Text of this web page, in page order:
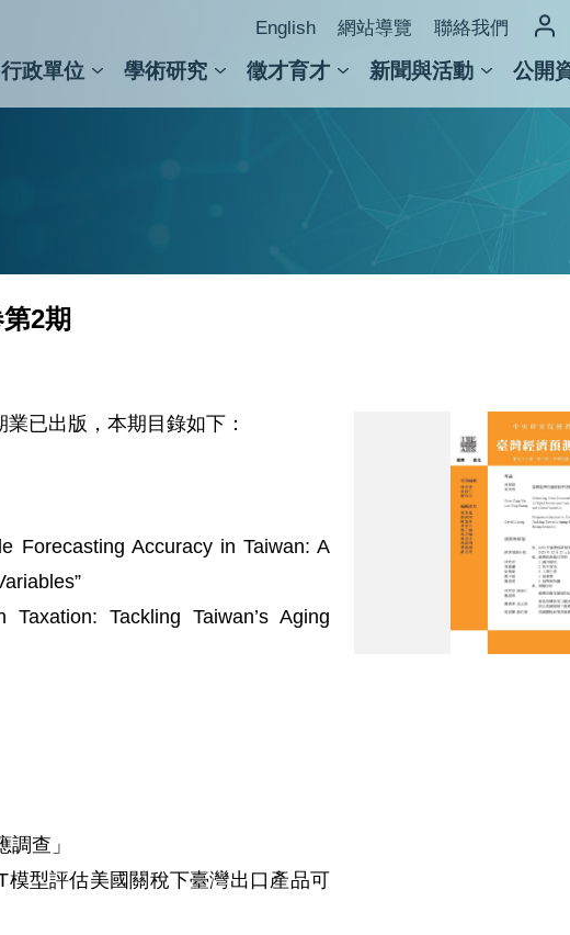
English 網站導覽 聯絡我們
行政單位 學術研究 徵才育才 新聞與活動 公開
2期
已出版，本期目錄如下：
Forecasting Accuracy in Taiwan: A
Tackling Taiwan’s Aging
查」
型評估美國關稅下臺灣出口產品可